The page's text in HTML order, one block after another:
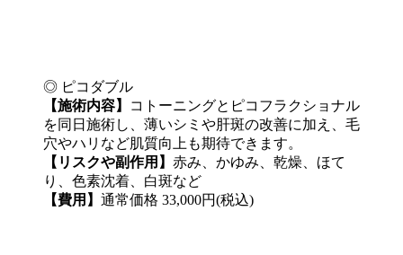
◎ ピコダブル
【施術内容】
コトーニングとピコフラクショナル
を同日施術し、薄いシミや肝斑の改善に加え、毛
穴やハリなど肌質向上も期待できます。
【リスクや副作用】 赤み、かゆみ、乾燥、ほて
り、色素沈着、白斑など
【費用】 通常価格 33,000円(税込)